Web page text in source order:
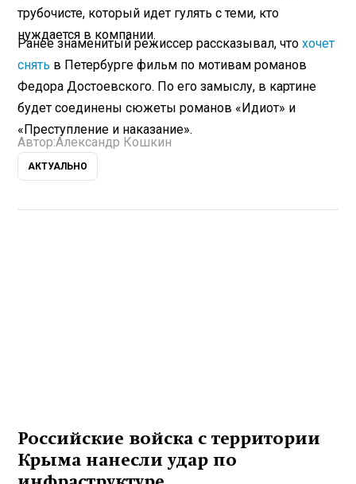
трубочисте, который идет гулять с теми, кто
нуждается в компании.
Ранее знаменитый режиссер рассказывал, чтохочет
снять в Петербурге фильм по мотивам романов
Федора Достоевского. По его замыслу, в картине
будет соединены сюжеты романов «Идиот» и
«Преступление и наказание».
Автор:Александр Кошкин
АКТУАЛЬНО
Российские войска с территории
Крыма нанесли удар по